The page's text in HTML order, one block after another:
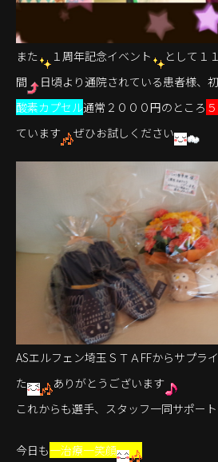
また １周年記念イベント
として１
間
日頃より通院されている患者様、
酸素カプセル通常２０００円のところ
ています
ぜひお試しください
ASエルフェン埼玉ＳＴＡFFからサプラ
た
ありがとうございます
これからも選手、スタッフ一同サポー
今日も一治療一笑顔